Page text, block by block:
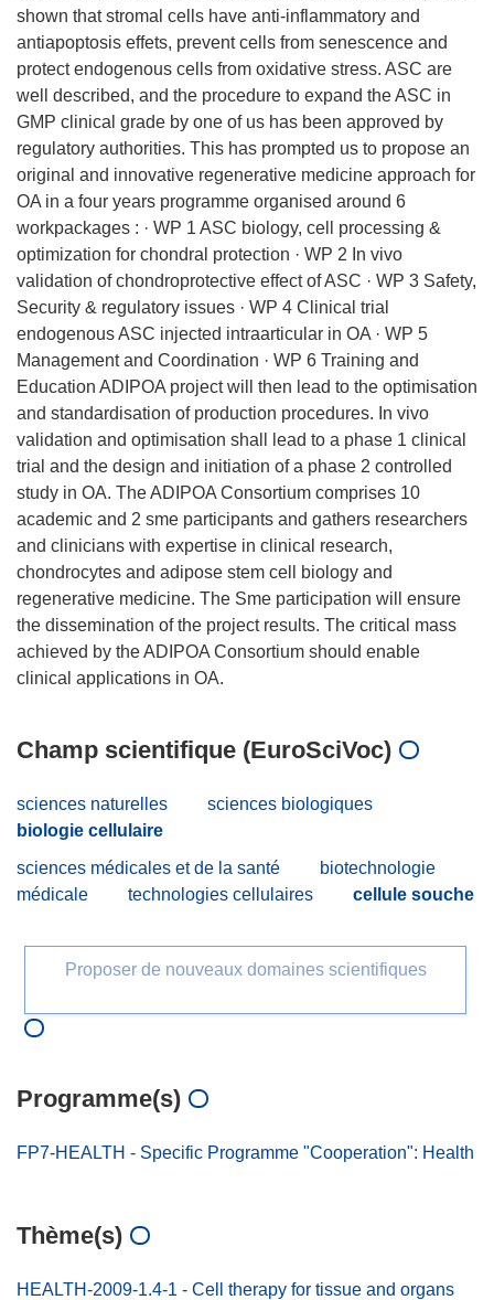
shown that stromal cells have anti-inflammatory and
antiapoptosis effets, prevent cells from senescence and
protect endogenous cells from oxidative stress. ASC are
well described, and the procedure to expand the ASC in
GMP clinical grade by one of us has been approved by
regulatory authorities. This has prompted us to propose an
original and innovative regenerative medicine approach for
OA in a four years programme organised around 6
workpackages : · WP 1 ASC biology, cell processing &
optimization for chondral protection · WP 2 In vivo
validation of chondroprotective effect of ASC · WP 3 Safety,
Security & regulatory issues · WP 4 Clinical trial
endogenous ASC injected intraarticular in OA · WP 5
Management and Coordination · WP 6 Training and
Education ADIPOA project will then lead to the optimisation
and standardisation of production procedures. In vivo
validation and optimisation shall lead to a phase 1 clinical
trial and the design and initiation of a phase 2 controlled
study in OA. The ADIPOA Consortium comprises 10
academic and 2 sme participants and gathers researchers
and clinicians with expertise in clinical research,
chondrocytes and adipose stem cell biology and
regenerative medicine. The Sme participation will ensure
the dissemination of the project results. The critical mass
achieved by the ADIPOA Consortium should enable
Champ scientifique (EuroSciVoc)
sciences naturelles
sciences biologiques
biologie cellulaire
sciences médicales et de la santé
biotechnologie
médicale
technologies cellulaires cellule souche
Proposer de nouveaux domaines scientifiques
Programme(s)
FP7-HEALTH - Specific Programme "Cooperation": Health
Thème(s)
HEALTH-2009-1.4-1 - Cell therapy for tissue and organs